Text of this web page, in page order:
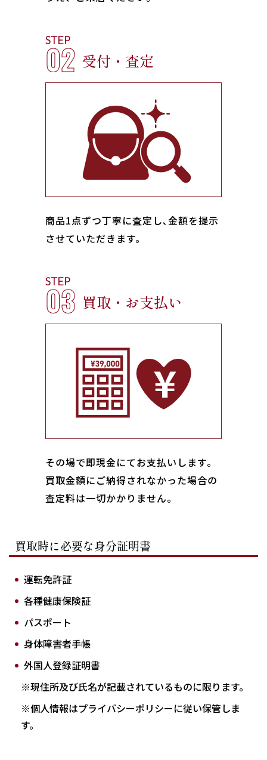
STEP
02 受付・査定
商品1点ずつ丁寧に査定し､金額を提示
させていただきます。
STEP
03 買取・お支払い
その場で即現金にてお支払いします｡
買取金額にご納得されなかった場合の
査定料は一切かかりません。
買取時に必要な身分証明書
運転免許証
各種健康保険証
パスポート
身体障害者手帳
外国人登録証明書
※現住所及び氏名が記載されているものに限ります。
※個人情報はプライバシーポリシーに従い保管しま
す。